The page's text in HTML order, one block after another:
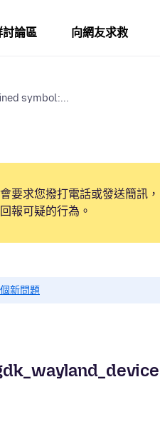
討論區 向網友求救
symbol:...
要求您撥打電話或發送簡訊
報可疑的行為。
新問題